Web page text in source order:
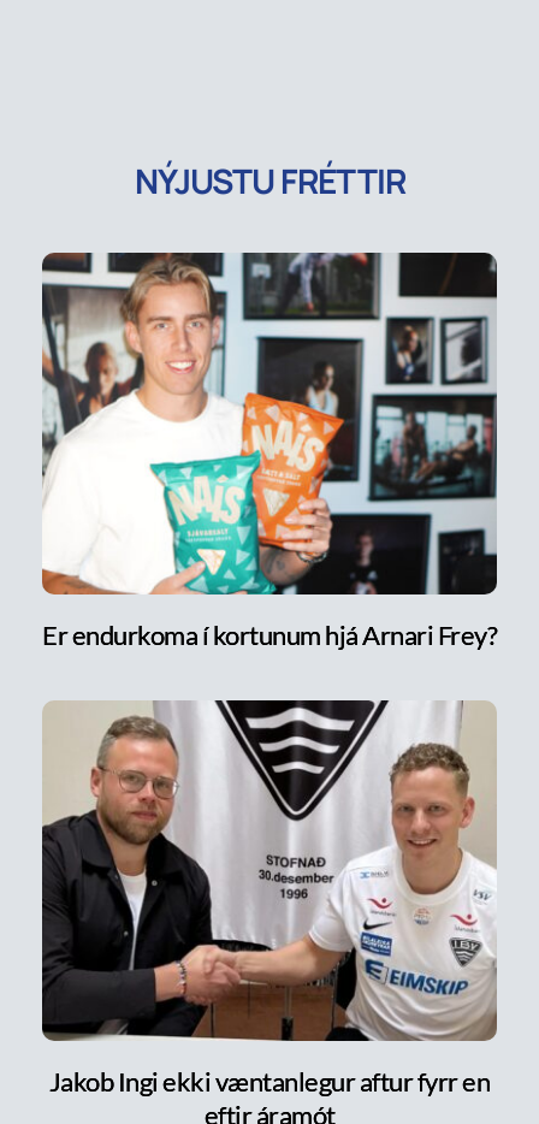
NÝJUSTU FRÉTTIR
Er endurkoma í kortunum hjá Arnari Frey?
Jakob Ingi ekki væntanlegur aftur fyrr en
eftir áramót